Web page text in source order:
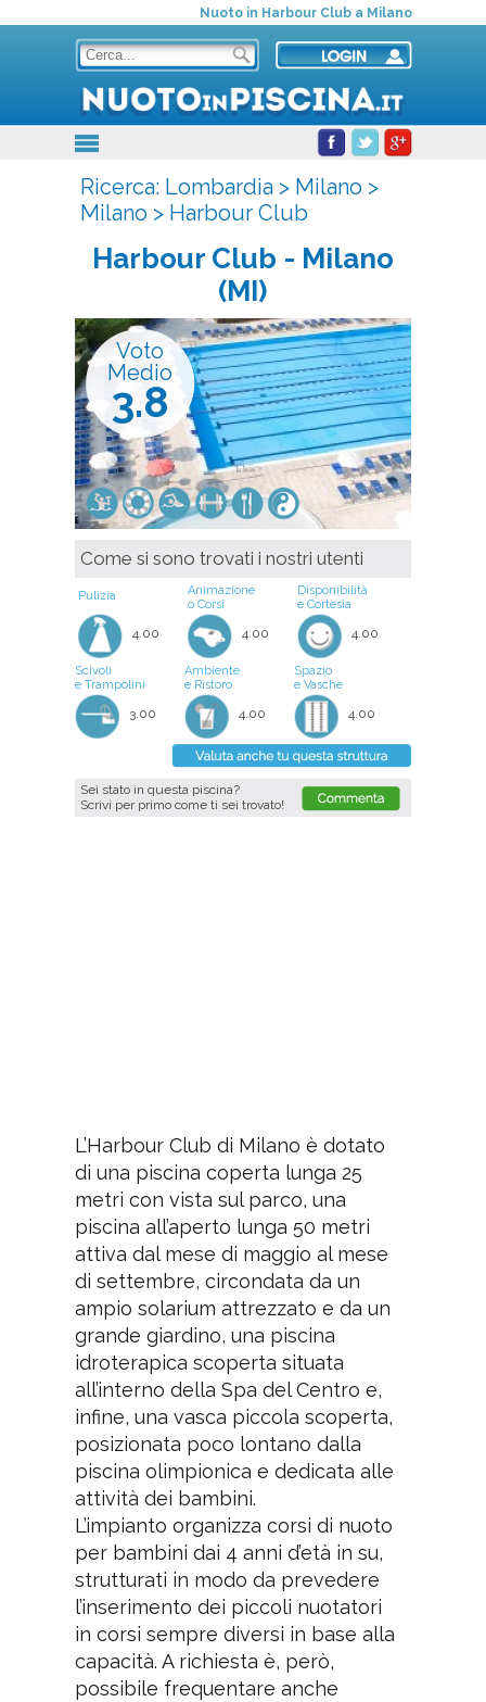
Nuoto in Harbour Club a Milano
Ricerca: Lombardia> Milano >
Milano > Harbour Club
Harbour Club - Milano
(MI)
Voto
Medio
3.8
Come si sono trovati i nostri utenti
Pulizia
4.00
Animazione
o Corsi
4.00
Disponibilità
e Cortesia
4.00
Scivoli
e Trampolini
3.00
Ambiente
e Ristoro
4.00
Spazio
e Vasche
4.00
Sei stato in questa piscina?
Scrivi per primo come ti sei trovato!
L’Harbour Club di Milano è dotato
di una piscina coperta lunga 25
metri con vista sul parco, una
piscina all’aperto lunga 50 metri
attiva dal mese di maggio al mese
di settembre, circondata da un
ampio solarium attrezzato e da un
grande giardino, una piscina
idroterapica scoperta situata
all’interno della Spa del Centro e,
infine, una vasca piccola scoperta,
posizionata poco lontano dalla
piscina olimpionica e dedicata alle
attività dei bambini.
L’impianto organizza corsi di nuoto
per bambini dai 4 anni d’età in su,
strutturati in modo da prevedere
l’inserimento dei piccoli nuotatori
in corsi sempre diversi in base alla
capacità. A richiesta è, però,
possibile frequentare anche